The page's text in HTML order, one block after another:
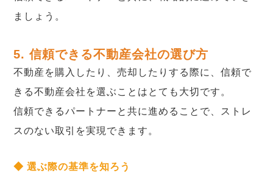
ましょう。
5. 信頼できる不動産会社の選び方
不動産を購入したり、売却したりする際に、信頼で
きる不動産会社を選ぶことはとても大切です。
信頼できるパートナーと共に進めることで、ストレ
スのない取引を実現できます。
◆ 選ぶ際の基準を知ろう